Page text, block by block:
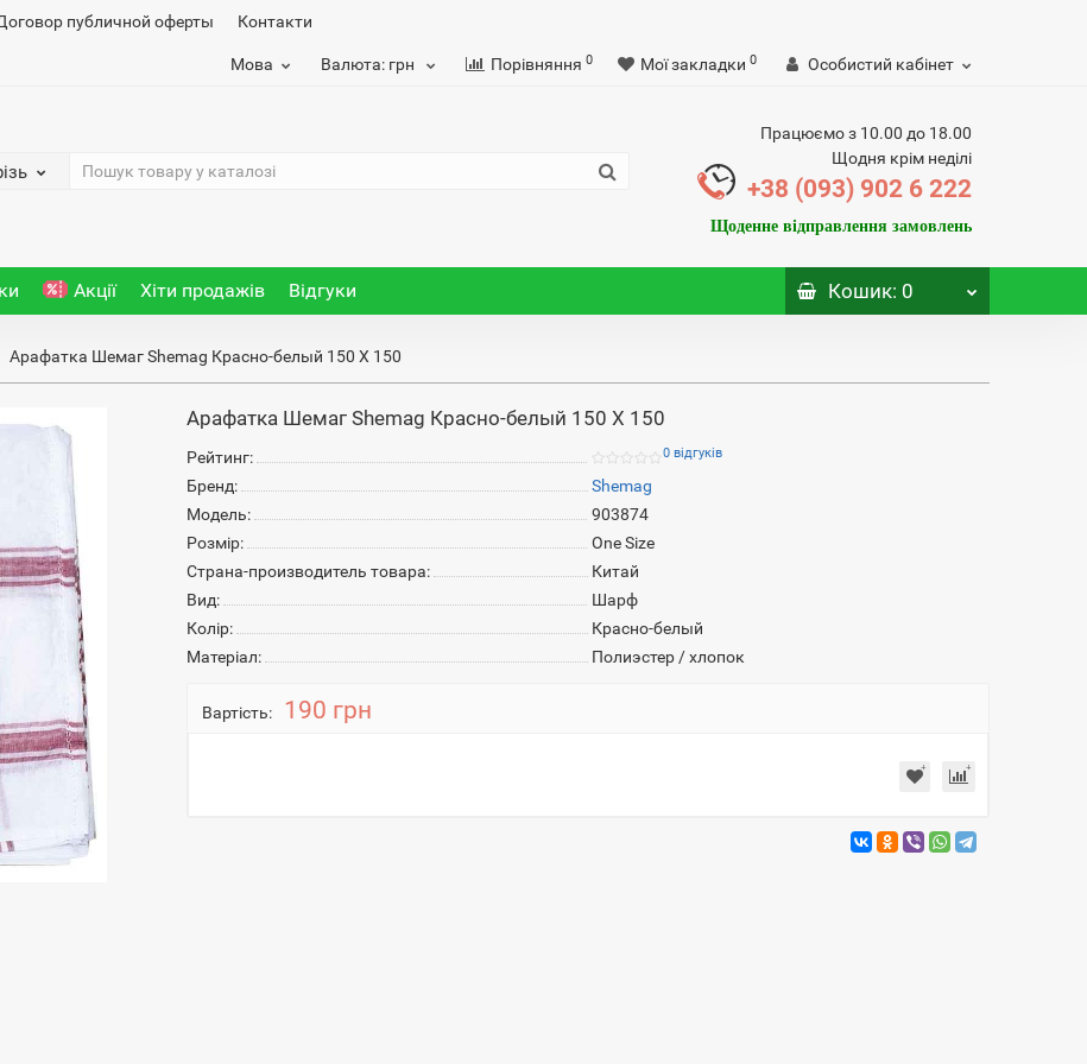
публичной оферты Контакти
Мова Валюта: грн Порівняння 0 Мої закладки 0 Особистий кабінет
Працюємо з 10.00 до 18.00
Щодня крім неділі
+38 (093) 902 6 222
Щоденне відправлення замовлень
Акції Хіти продажів Відгуки Кошик: 0
Арафатка Шемаг Shemag Красно-белый 150 Х 150
Арафатка Шемаг Shemag Красно-белый 150 Х 150
Рейтинг: 0 відгуків
Бренд:
Shemag
Модель:
903874
Розмір:
One Size
Страна-производитель товара:
Китай
Вид:
Шарф
Колір:
Красно-белый
Матеріал:
Полиэстер / хлопок
Вартість: 190 грн